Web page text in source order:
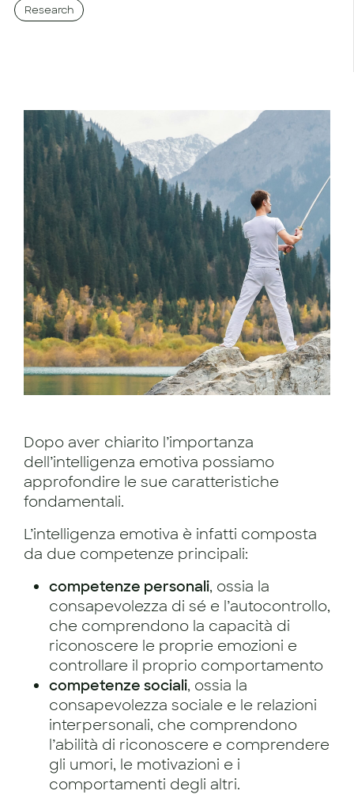
Research
Dopo aver chiarito l’importanza
dell’intelligenza emotiva possiamo
approfondire le sue caratteristiche
fondamentali.
L’intelligenza emotiva è infatti composta
da due competenze principali:
competenze personali, ossia la
consapevolezza di sé e l’autocontrollo,
che comprendono la capacità di
riconoscere le proprie emozioni e
controllare il proprio comportamento
competenze sociali, ossia la
consapevolezza sociale e le relazioni
interpersonali, che comprendono
l’abilità di riconoscere e comprendere
gli umori, le motivazioni e i
comportamenti degli altri.